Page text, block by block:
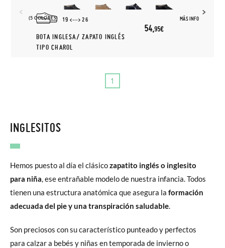
(5 COLORES) MÁS INFO
19 26
BOTA INGLESA/ ZAPATO INGLÉS
TIPO CHAROL
54,95€
1
INGLESITOS
Hemos puesto al día el clásicozapatito inglés o inglesito
para niña, ese entrañable modelo de nuestra infancia. Todos
tienen una estructura anatómica que asegura la formación
adecuada del pie y una transpiración saludable.
Son preciosos con su característico punteado y perfectos
para calzar a bebés y niñas en temporada de invierno o